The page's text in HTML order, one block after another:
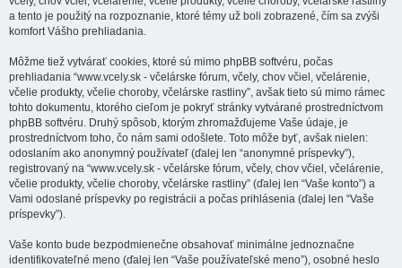
a tento je použitý na rozpoznanie, ktoré témy už boli zobrazené, čím sa zvýši
komfort Vášho prehliadania.
Môžme tiež vytvárať cookies, ktoré sú mimo phpBB softvéru, počas
prehliadania “www.vcely.sk - včelárske fórum, včely, chov včiel, včelárenie,
včelie produkty, včelie choroby, včelárske rastliny”, avšak tieto sú mimo rámec
tohto dokumentu, ktorého cieľom je pokryť stránky vytvárané prostredníctvom
phpBB softvéru. Druhý spôsob, ktorým zhromažďujeme Vaše údaje, je
prostredníctvom toho, čo nám sami odošlete. Toto môže byť, avšak nielen:
odoslaním ako anonymný používateľ (ďalej len “anonymné príspevky”),
registrovaný na “www.vcely.sk - včelárske fórum, včely, chov včiel, včelárenie,
včelie produkty, včelie choroby, včelárske rastliny” (ďalej len “Vaše konto”) a
Vami odoslané príspevky po registrácii a počas prihlásenia (ďalej len “Vaše
príspevky”).
Vaše konto bude bezpodmienečne obsahovať minimálne jednoznačne
identifikovateľné meno (ďalej len “Vaše používateľské meno”), osobné heslo